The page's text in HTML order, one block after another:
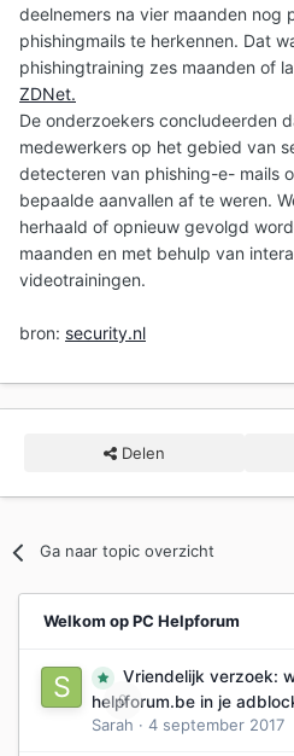
deelnemers na vier maanden nog
phishingmails te herkennen. Dat
phishingtraining zes maanden of
ZDNet.
De onderzoekers concludeerden
medewerkers op het gebied van
detecteren van phishing-e- mails
bepaalde aanvallen af te weren.
herhaald of opnieuw gevolgd
maanden en met behulp van
videotrainingen.
bron: security.nl
Delen
Ga naar topic overzicht
Welkom op PC Helpforum
0
Vriendelijk verzoek:
helpforum.be in je
Sarah · 4 september 2017